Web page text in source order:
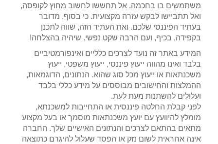
משתמשים בו בחכמה. אל תחששו לחשוב מחוץ לקופסה,
ואל תתביישו לבקש עזרה מקצועית. כי בסוף, מדובר
בעתיד הפיננסי שלכם. ואת העתיד הזה, שווה לתכנן
בקפידה, בכיף, ועם הרבה שקט נפשי. שיהיה בהצלחה!
המידע באתר זה נועד לצרכים כלליים ואינפורמטיביים
בלבד ואינו מהווה ייעוץ פיננסי, ייעוץ משפטי, ייעוץ
משכנתאות או ייעוץ מכל סוג שהוא. הנתונים, הדוגמאות,
ההמלצות והחישובים מבוססים על מידע כללי בלבד
ועלולים להשתנות מעת לעת.
לפני קבלת החלטה פיננסית או התחייבות למשכנתא,
מומלץ להיוועץ עם יועץ משכנתאות מוסמך או בעל מקצוע
מתאים בהתאם לצרכים והנתונים האישיים שלך. החברה
אינה אחראית לשום נזק או הפסד שעלול להיגרם כתוצאה